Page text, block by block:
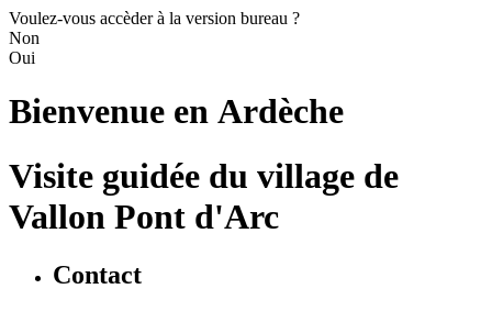
Voulez-vous accèder à la version bureau ?
Non
Oui
Bienvenue en Ardèche
Visite guidée du village de
Vallon Pont d'Arc
Contact